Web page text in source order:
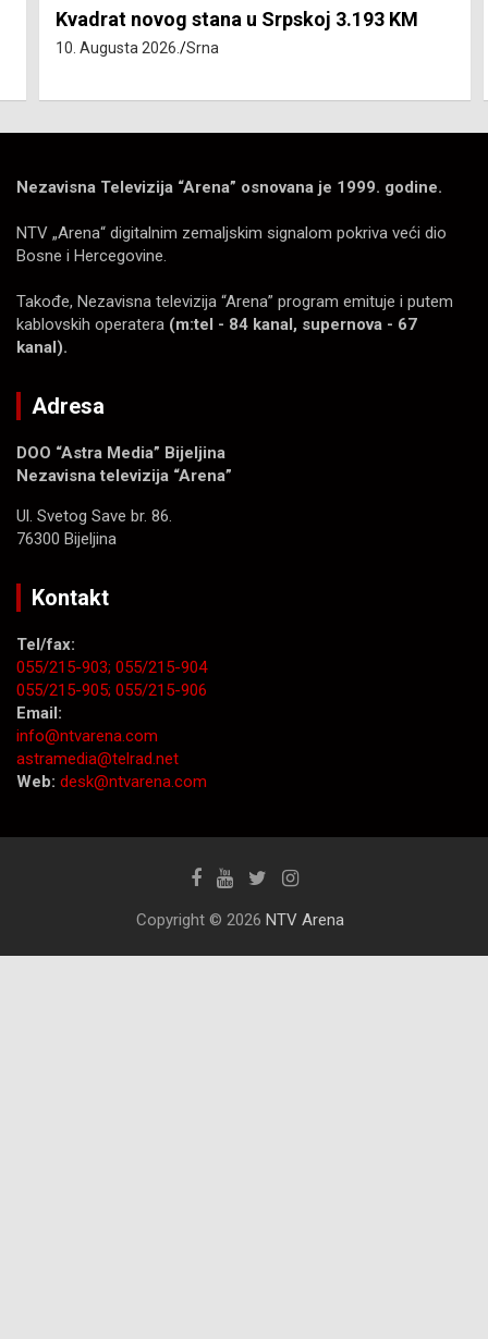
Kvadrat novog stana u Srpskoj 3.193 KM
10. Augusta 2026. Srna
Nezavisna Televizija “Arena” osnovana je 1999. godine.
NTV „Arena“ digitalnim zemaljskim signalom pokriva veći dio
Bosne i Hercegovine.
Takođe, Nezavisna televizija “Arena” program emituje i putem
kablovskih operatera (m:tel - 84 kanal, supernova - 67
kanal).
Adresa
DOO “Astra Media” Bijeljina
Nezavisna televizija “Arena”
Ul. Svetog Save br. 86.
76300 Bijeljina
Kontakt
Tel/fax:
055/215-903; 055/215-904
055/215-905; 055/215-906
Email:
info@ntvarena.com
astramedia@telrad.net
Web: desk@ntvarena.com
Copyright © 2026 NTV Arena